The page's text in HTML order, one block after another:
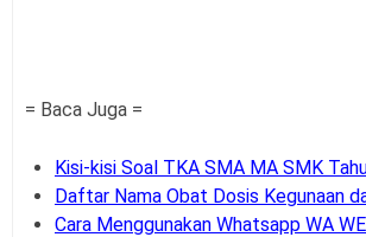
= Baca Juga =
Kisi-kisi Soal TKA SMA MA SMK
Daftar Nama Obat Dosis Kegunaan
Cara Menggunakan Whatsapp WA